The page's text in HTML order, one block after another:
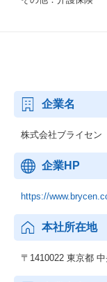
企業名
株式会社ブライセン
企業HP
https://
本社所在地
〒1410022 東京都